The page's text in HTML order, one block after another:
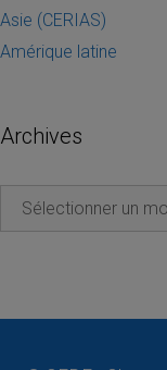
Asie (CERIAS)
Amérique latine
Archives